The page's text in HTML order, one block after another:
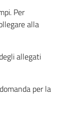
Per
alla
allegati
per la